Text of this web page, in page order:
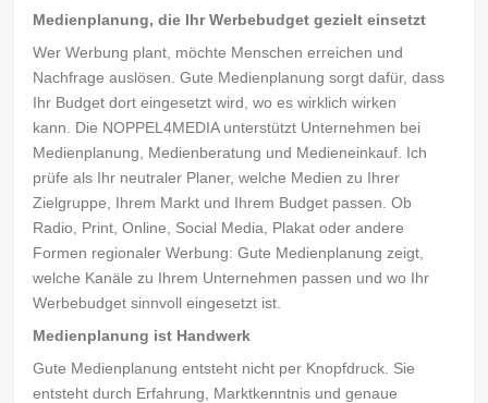
Medienplanung, die Ihr Werbebudget gezielt einsetzt
Wer Werbung plant, möchte Menschen erreichen und
Nachfrage auslösen. Gute Medienplanung sorgt dafür, dass
Ihr Budget dort eingesetzt wird, wo es wirklich wirken
kann. Die NOPPEL4MEDIA unterstützt Unternehmen bei
Medienplanung, Medienberatung und Medieneinkauf. Ich
prüfe als Ihr neutraler Planer, welche Medien zu Ihrer
Zielgruppe, Ihrem Markt und Ihrem Budget passen. Ob
Radio, Print, Online, Social Media, Plakat oder andere
Formen regionaler Werbung: Gute Medienplanung zeigt,
welche Kanäle zu Ihrem Unternehmen passen und wo Ihr
Werbebudget sinnvoll eingesetzt ist.
Medienplanung ist Handwerk
Gute Medienplanung entsteht nicht per Knopfdruck. Sie
entsteht durch Erfahrung, Marktkenntnis und genaue